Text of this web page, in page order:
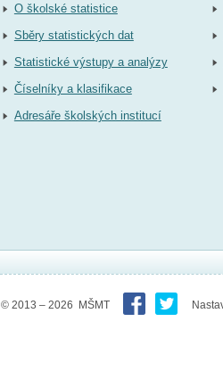
O školské statistice
Sběry statistických dat
Statistické výstupy a analýzy
Číselníky a klasifikace
Adresáře školských institucí
© 2013 – 2026 MŠMT